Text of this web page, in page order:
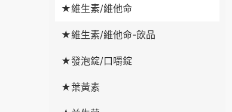
★維生素/維他命
★維生素/維他命-飲品
★發泡錠/口嚼錠
★葉黃素